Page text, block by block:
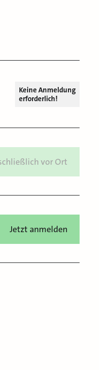
Keine Anmeldung
erforderlich!
vor Ort
Jetzt anmelden